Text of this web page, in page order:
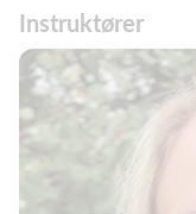
Instruktører